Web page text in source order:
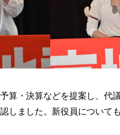
算・決算などを提案し、代
しました。新役員について